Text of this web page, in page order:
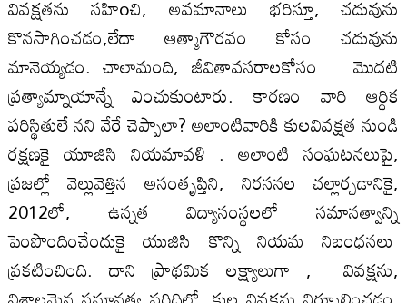
వివక్షతను సహిoచి, అవమానాలు భరిస్తూ, చదువును
కొనసాగించడం,లేదా ఆత్మాగౌరవం కోసం చదువును
మానెయ్యడం. చాలామంది, జీవితావసరాలకోసం మొదటి
ప్రత్యామ్నాయాన్నే ఎంచుకుంటారు. కారణం వారి ఆర్ధిక
పరిస్థితులే నని వేరే చెప్పాలా? అలాంటివారికి కులవివక్షత నుండి
రక్షణకై యూజిసి నియమావళి . అలాంటి సంఘటనలుపై,
ప్రజల్లో వెల్లువెత్తిన అసంతృప్తిని, నిరసనల చల్లార్చడానికై,
2012లో, ఉన్నత విద్యాసంస్థలలో సమానత్వాన్ని
పెంపొందించేందుకై యుజిసి కొన్ని నియమ నిబంధ‌న‌లు
ప్రకటించింది. దాని ప్రాథమిక లక్ష్యాలుగా , వివక్షను,